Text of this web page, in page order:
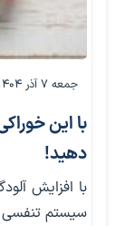
جمعه ۷ آذر ۱۴۰۴
با این
دهید!
با افزایش
سیستم تنفسی